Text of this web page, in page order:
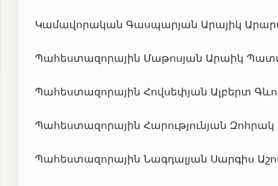
Կամավորական Գասպարյան Արայիկ
Պահեստազորային Մաթոսյան Արաիկ
Պահեստազորային Հովսեփյան Ալբերտ
Պահեստազորային Հարությունյան Զոհրակ
Պահեստազորային Նագդալյան Սարգիս